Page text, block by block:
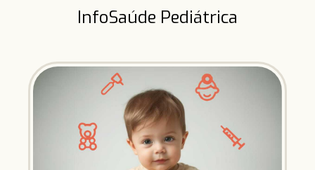
InfoSaúde Pediátrica